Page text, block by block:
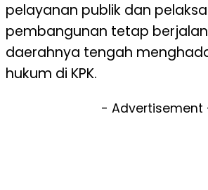
pelayanan publik dan
pembangunan tetap
daerahnya tengah
hukum di KPK.
- Advertisement